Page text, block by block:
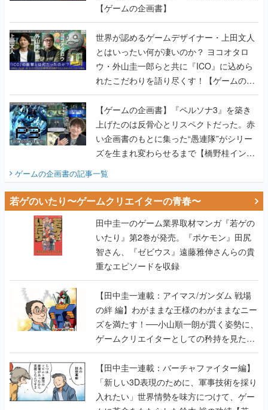
【ゲームの企画書】
世界が認めるゲームデザイナー・上田文人
とはいったい何が凄いのか？ ヨコオタロ
ウ・外山圭一郎らと共に『ICO』に込めら
れたこだわりを語り尽くす！【ゲームの企
画書】
【ゲームの企画書】『ペルソナ3』を築き
上げたのは反骨心とリスペクトだった。赤
い企画書のもとに集った“愚連隊”がシリー
ズを生まれ変わらせるまで【橋野桂インタ
ゲームの企画書の記事一覧
若ゲのいたり〜ゲームクリエイターの青春〜
田中圭一のゲーム業界取材マンガ『若ゲの
いたり』第2巻が発売。『ポケモン』田尻
智さん、『ゼビウス』遠藤雅伸さんらの貴
重なエピソードを収録
【田中圭一連載：アイマス/ガンダム 戦場
の絆 編】わがままな王様のわがままなニー
ズを満たす！──小山順一朗が貫く姿勢に、
ゲームクリエイターとしての矜持を見た
【若ゲのいたり最終回】
【田中圭一連載：バーチャファイター編】
「新しい3D表現のために、軍事技術を採り
入れたい」世界情勢を味方につけて、ゲー